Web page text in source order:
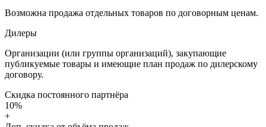
Возможна продажа отдельных товаров по договорным ценам.
Дилеры
Организации (или группы организаций), закупающие
публикуемые товары и имеющие план продаж по дилерскому
договору.
Скидка постоянного партнёра
10%
+